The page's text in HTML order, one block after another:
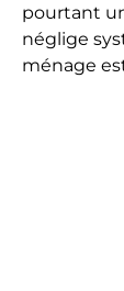
pourtant
néglige
ménage